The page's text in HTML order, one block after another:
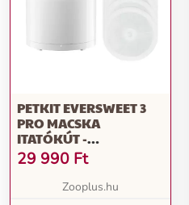
PETKIT EVERSWEET 3
PRO MACSKA
ITATÓKÚT -
KEZDŐKÉSZLET: PETKIT
EVERSWEET 3 PRO
ITATÓKÚT +
29 990 Ft
Zooplus.hu